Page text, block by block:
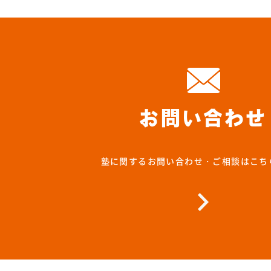
お問い合わせ
塾に関するお問い合わせ・ご相談はこ